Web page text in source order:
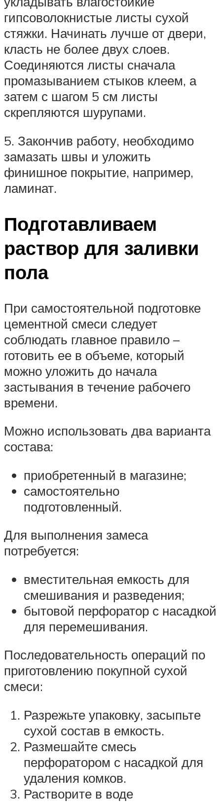
гипсоволокнистые листы сухой
стяжки. Начинать лучше от двери,
класть не более двух слоев.
Соединяются листы сначала
промазыванием стыков клеем, а
затем с шагом 5 см листы
скрепляются шурупами.
5. Закончив работу, необходимо
замазать швы и уложить
финишное покрытие, например,
ламинат.
Подготавливаем
раствор для заливки
пола
При самостоятельной подготовке
цементной смеси следует
соблюдать главное правило –
готовить ее в объеме, который
можно уложить до начала
застывания в течение рабочего
времени.
Можно использовать два варианта
состава:
приобретенный в магазине;
самостоятельно
подготовленный.
Для выполнения замеса
потребуется:
вместительная емкость для
смешивания и разведения;
бытовой перфоратор с насадкой
для перемешивания.
Последовательность операций по
приготовлению покупной сухой
смеси:
Разрежьте упаковку, засыпьте
сухой состав в емкость.
Размешайте смесь
перфоратором с насадкой для
удаления комков.
Растворите в воде